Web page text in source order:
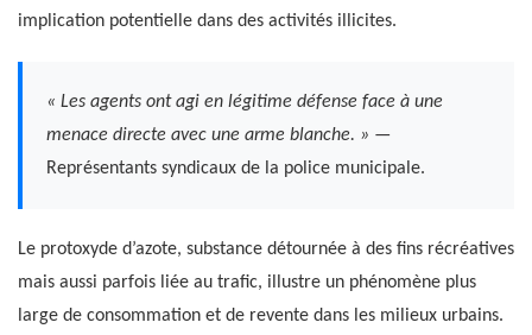
implication potentielle dans des activités illicites.
« Les agents ont agi en légitime défense face à une
menace directe avec une arme blanche. » —
Représentants syndicaux de la police municipale.
Le protoxyde d’azote, substance détournée à des fins récréatives
mais aussi parfois liée au trafic, illustre un phénomène plus
large de consommation et de revente dans les milieux urbains.